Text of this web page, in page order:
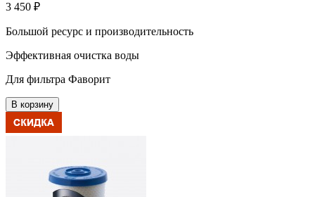
3 450 ₽
Большой ресурс и производительность
Эффективная очистка воды
Для фильтра Фаворит
В корзину